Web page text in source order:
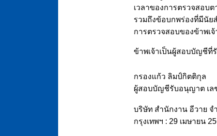
เวลาของการตรวจสอบ
รวมถึงข้อบกพร่องที่มีนัย
การตรวจสอบของข้าพเจ้
ข้าพเจ้าเป็นผู้สอบบัญชีที่
กรองแก้ว ลิมป์กิตติกุล
ผู้สอบบัญชีรับอนุญาต เล
บริษัท สำนักงาน อีวาย จ
กรุงเทพฯ : 29 เมษายน